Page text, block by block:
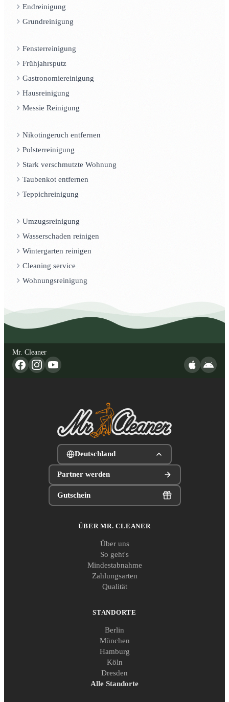
Endreinigung
Grundreinigung
Fensterreinigung
Frühjahrsputz
Gastronomiereinigung
Hausreinigung
Messie Reinigung
Nikotingeruch entfernen
Polsterreinigung
Stark verschmutzte Wohnung
Taubenkot entfernen
Teppichreinigung
Umzugsreinigung
Wasserschaden reinigen
Wintergarten reinigen
Cleaning service
Wohnungsreinigung
Mr. Cleaner
Deutschland
Partner werden
Gutschein
ÜBER MR. CLEANER
Über uns
So geht's
Mindestabnahme
Zahlungsarten
Qualität
STANDORTE
Berlin
München
Hamburg
Köln
Dresden
Alle Standorte